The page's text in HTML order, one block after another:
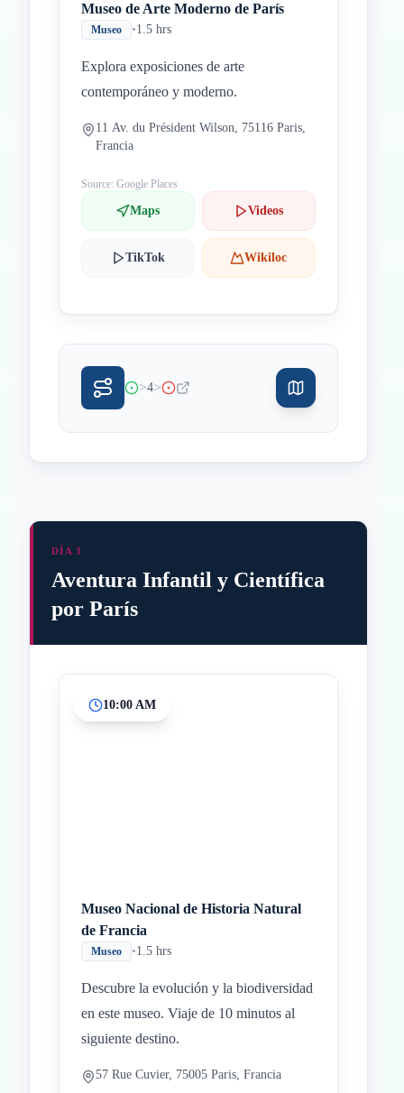
Museo de Arte Moderno de París
Museo •1.5 hrs
Explora exposiciones de arte
contemporáneo y moderno.
11 Av. du Président Wilson, 75116 Paris,
Francia
Source: Google Places
Maps Videos
TikTok Wikiloc
>4>
DÍA 3
Aventura Infantil y Científica
por París
10:00 AM
Museo Nacional de Historia Natural
de Francia
Museo •1.5 hrs
Descubre la evolución y la biodiversidad
en este museo. Viaje de 10 minutos al
siguiente destino.
57 Rue Cuvier, 75005 Paris, Francia